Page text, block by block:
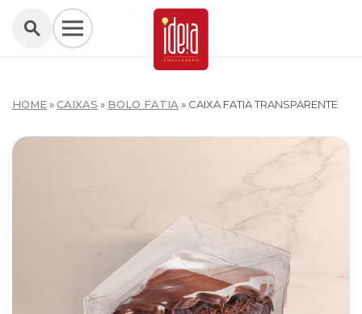
HOME»CAIXAS » BOLO FATIA » CAIXA FATIA TRANSPARENTE